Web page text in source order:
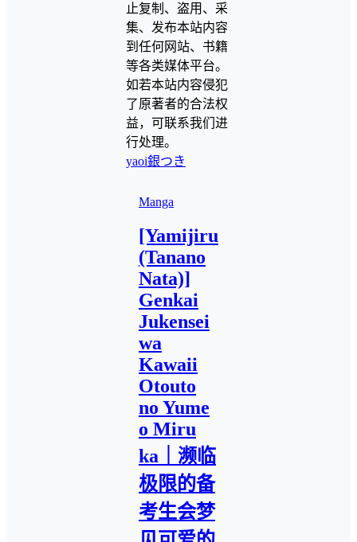
止复制、盗用、采
集、发布本站内容
到任何网站、书籍
等各类媒体平台。
如若本站内容侵犯
了原著者的合法权
益，可联系我们进
行处理。
yaoi銀つき
Manga
[Yamijiru
(Tanano
Nata)]
Genkai
Jukensei
wa
Kawaii
Otouto
no Yume
o Miru
ka｜濒临
极限的备
考生会梦